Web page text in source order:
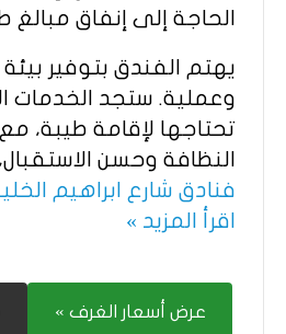
الحاجة إلى إنفاق مبالغ
يهتم الفندق بتوفير
وعملية. ستجد الخدمات
تحتاجها لإقامة طيبة،
النظافة وحسن
فنادق شارع ابراهيم
اقرأ المزيد »
عرض أسعار الغرف »